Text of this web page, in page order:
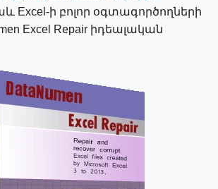
Excel-ի բոլոր օգտագործողների
Excel Repair իդեալական